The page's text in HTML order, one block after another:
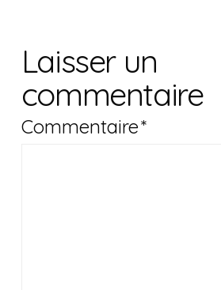
Laisser un
commentaire
Commentaire*